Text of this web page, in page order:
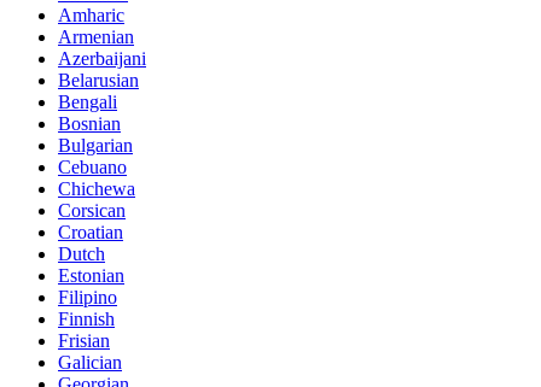
Amharic
Armenian
Azerbaijani
Belarusian
Bengali
Bosnian
Bulgarian
Cebuano
Chichewa
Corsican
Croatian
Dutch
Estonian
Filipino
Finnish
Frisian
Galician